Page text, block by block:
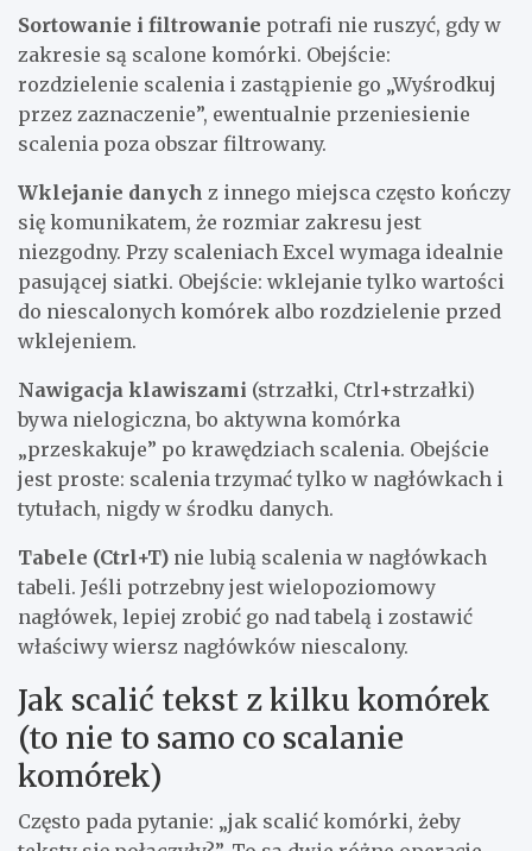
Sortowanie i filtrowanie potrafi nie ruszyć, gdy w
zakresie są scalone komórki. Obejście:
rozdzielenie scalenia i zastąpienie go „Wyśrodkuj
przez zaznaczenie”, ewentualnie przeniesienie
scalenia poza obszar filtrowany.
Wklejanie danych z innego miejsca często kończy
się komunikatem, że rozmiar zakresu jest
niezgodny. Przy scaleniach Excel wymaga idealnie
pasującej siatki. Obejście: wklejanie tylko wartości
do niescalonych komórek albo rozdzielenie przed
wklejeniem.
Nawigacja klawiszami (strzałki, Ctrl+strzałki)
bywa nielogiczna, bo aktywna komórka
„przeskakuje” po krawędziach scalenia. Obejście
jest proste: scalenia trzymać tylko w nagłówkach i
tytułach, nigdy w środku danych.
Tabele (Ctrl+T) nie lubią scalenia w nagłówkach
tabeli. Jeśli potrzebny jest wielopoziomowy
nagłówek, lepiej zrobić go nad tabelą i zostawić
właściwy wiersz nagłówków niescalony.
Jak scalić tekst z kilku komórek
(to nie to samo co scalanie
komórek)
Często pada pytanie: „jak scalić komórki, żeby